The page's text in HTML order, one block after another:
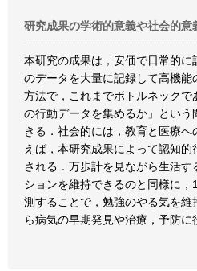
研究成果の学術的意義や社会的意
本研究の成果は，安価で日常的に
のデータを大量に記録して高機能
方法で，これまでボトルネック
の行動データを集めるか」とい
きる．社会的には，教育と医療へ
えば，本研究成果によって認知
される．万歩計を見ながら生活す
ションを維持できるのと同様に
測することで，勉強のやる気を
ら病気の早期発見や治療，予防に